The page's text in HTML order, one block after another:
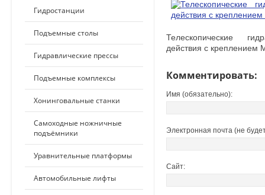
Телескопические
действия с креплением
Комментировать:
Имя (обязательно):
Электронная почта (не
Сайт:
Гидростанции
Подъемные столы
Гидравлические прессы
Подъемные комплексы
Хонинговальные станки
Самоходные ножничные
подъёмники
Уравнительные платформы
Автомобильные лифты